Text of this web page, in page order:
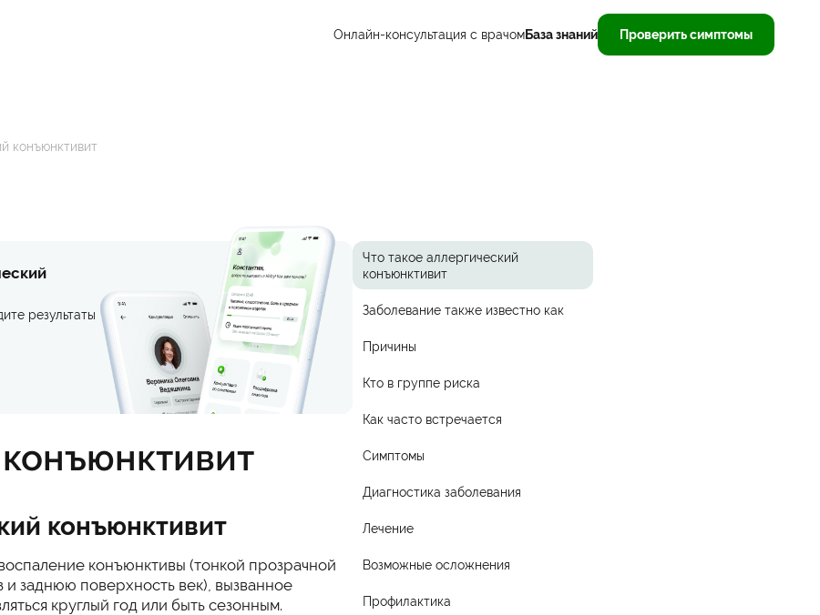
Онлайн-консультация с врачомБаза знаний Проверить симптомы
конъюнктивит
результаты
конъюнктивит
конъюнктивы (тонкой прозрачной
заднюю поверхность век), вызванное
круглый год или быть сезонным.
Что такое аллергический
конъюнктивит
Заболевание также известно как
Причины
Кто в группе риска
Как часто встречается
Симптомы
Диагностика заболевания
Лечение
Возможные осложнения
Профилактика